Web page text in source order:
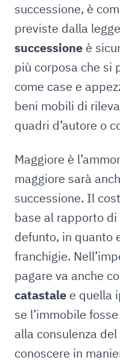
successione, è
previste dalla
successione è
più corposa che si
come case e
beni mobili di
quadri d’autore o
Maggiore è
maggiore sarà
successione. Il
base al rapporto di
defunto, in quanto
franchigie.
pagare va anche
catastale e quella
se l’immobile
alla consulenza
conoscere in